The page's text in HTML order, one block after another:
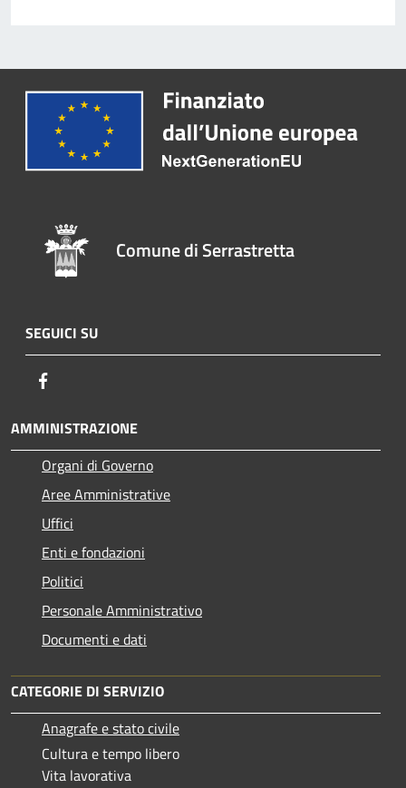
Comune di Serrastretta
SEGUICI SU
AMMINISTRAZIONE
Organi di Governo
Aree Amministrative
Uffici
Enti e fondazioni
Politici
Personale Amministrativo
Documenti e dati
CATEGORIE DI SERVIZIO
Anagrafe e stato civile
Cultura e tempo libero
Vita lavorativa